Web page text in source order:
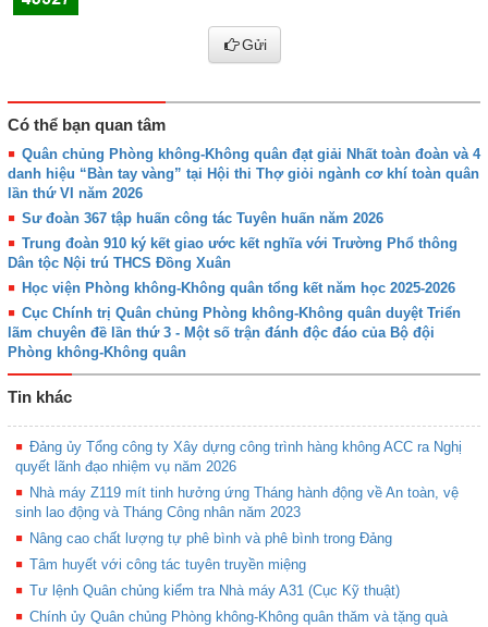
Gửi
Có thể bạn quan tâm
Quân chủng Phòng không-Không quân đạt giải Nhất toàn đoàn và 4
danh hiệu “Bàn tay vàng” tại Hội thi Thợ giỏi ngành cơ khí toàn quân
lần thứ VI năm 2026
Sư đoàn 367 tập huấn công tác Tuyên huấn năm 2026
Trung đoàn 910 ký kết giao ước kết nghĩa với Trường Phổ thông
Dân tộc Nội trú THCS Đồng Xuân
Học viện Phòng không-Không quân tổng kết năm học 2025-2026
Cục Chính trị Quân chủng Phòng không-Không quân duyệt Triển
lãm chuyên đề lần thứ 3 - Một số trận đánh độc đáo của Bộ đội
Phòng không-Không quân
Tin khác
Đảng ủy Tổng công ty Xây dựng công trình hàng không ACC ra Nghị
quyết lãnh đạo nhiệm vụ năm 2026
Nhà máy Z119 mít tinh hưởng ứng Tháng hành động về An toàn, vệ
sinh lao động và Tháng Công nhân năm 2023
Nâng cao chất lượng tự phê bình và phê bình trong Đảng
Tâm huyết với công tác tuyên truyền miệng
Tư lệnh Quân chủng kiểm tra Nhà máy A31 (Cục Kỹ thuật)
Chính ủy Quân chủng Phòng không-Không quân thăm và tặng quà